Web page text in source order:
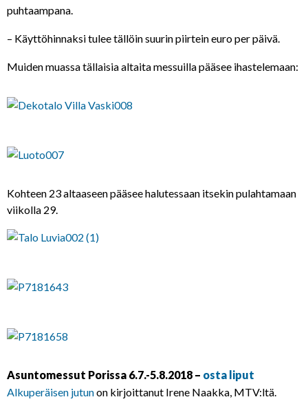
puhtaampana.
– Käyttöhinnaksi tulee tällöin suurin piirtein euro per päivä.
Muiden muassa tällaisia altaita messuilla pääsee ihastelemaan:
Kohteen 23 altaaseen pääsee halutessaan itsekin pulahtamaan
viikolla 29.
Asuntomessut Porissa 6.7.-5.8.2018 – osta liput
Alkuperäisen jutunon kirjoittanut Irene Naakka, MTV:ltä.